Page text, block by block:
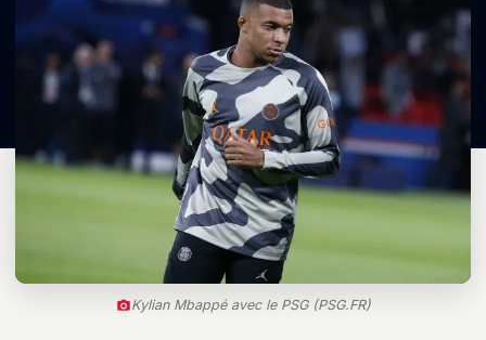
Kylian Mbappé avec le PSG (PSG.FR)